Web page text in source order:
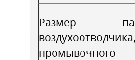
Размер
промывочного